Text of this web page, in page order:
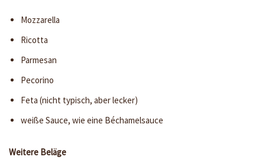
Mozzarella
Ricotta
Parmesan
Pecorino
Feta (nicht typisch, aber lecker)
weiße Sauce, wie eine Béchamelsauce
Weitere Beläge